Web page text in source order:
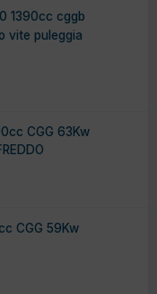
1390cc cggb
vite puleggia
CGG 63Kw
CGG 59Kw